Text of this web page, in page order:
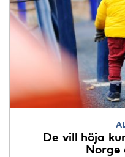
De vill höja
Norge